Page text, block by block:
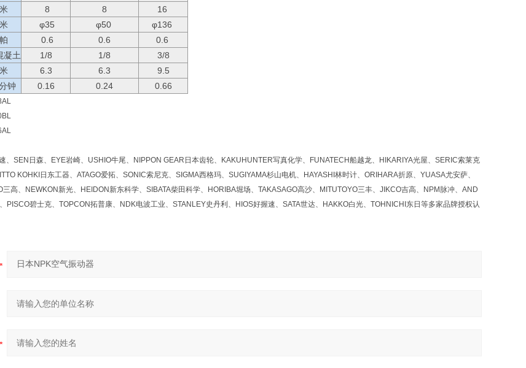
8 8
16
φ35 φ50
φ136
0.6 0.6
0.6
凝土 1/8 1/8
3/8
6.3 6.3
9.5
钟 0.16 0.24 0.66
、SEN日森、EYE岩崎、USHIO牛尾、NIPPON GEAR日本齿轮、KAKUHUNTER写真化学、FUNATECH船越龙、HIKARIYA光屋、SERIC索莱克
KOHKI日东工器、ATAGO爱拓、SONIC索尼克、SIGMA西格玛、SUGIYAMA杉山电机、HAYASHI林时计、ORIHARA折原、YUASA尤安萨、
三高、NEWKON新光、HEIDON新东科学、SIBATA柴田科学、HORIBA堀场、TAKASAGO高沙、MITUTOYO三丰、JIKCO吉高、NPM脉冲、AND
PISCO碧士克、TOPCON拓普康、NDK电波工业、STANLEY史丹利、HIOS好握速、SATA世达、HAKKO白光、TOHNICHI东日等多家品牌授权认